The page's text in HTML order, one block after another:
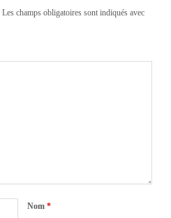
Les champs obligatoires sont indiqués avec
Nom*